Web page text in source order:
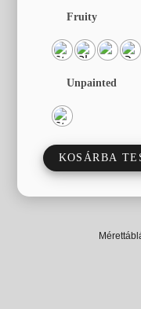
Fruity
Unpainted
KOSÁRBA